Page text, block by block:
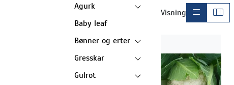
Agurk
Baby leaf
Bønner og erter
Gresskar
Gulrot
Visning